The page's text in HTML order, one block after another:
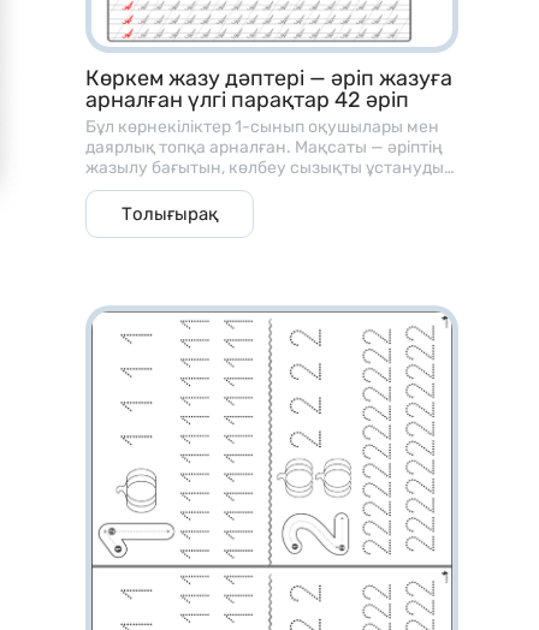
Көркем жазу дәптері — әріп жазуға
арналған үлгі парақтар 42 әріп
Бұл көрнекіліктер 1-сынып оқушылары мен
даярлық топқа арналған. Мақсаты — әріптің
жазылу бағытын, көлбеу сызықты ұстануды
және әріп байланысын үйрету
Толығырақ